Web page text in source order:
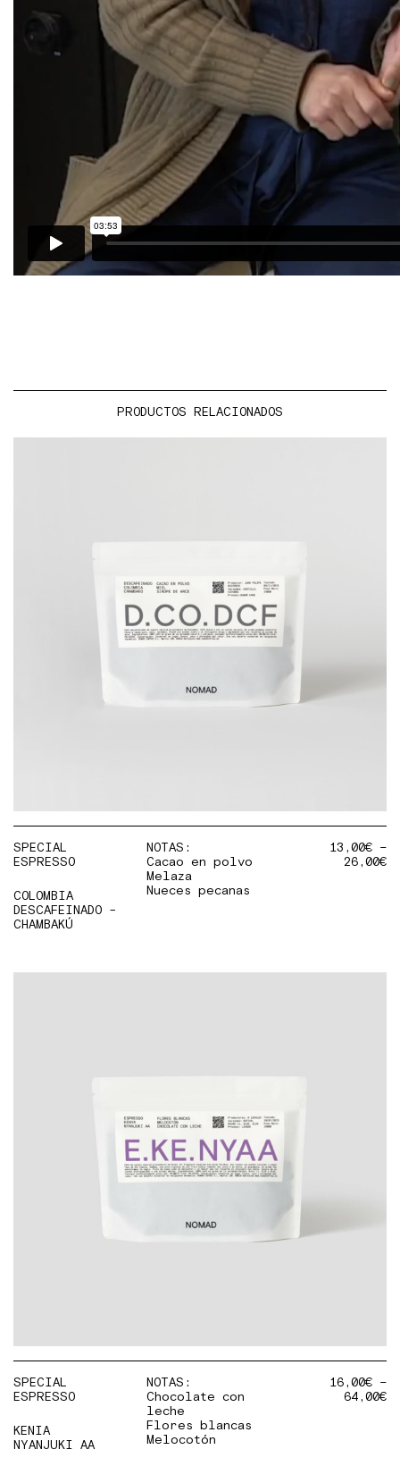
PRODUCTOS RELACIONADOS
SPECIAL
ESPRESSO
COLOMBIA
DESCAFEINADO -
CHAMBAKÚ
NOTAS:
Cacao en polvo
Melaza
Nueces pecanas
13,00€–
26,00€
SPECIAL
ESPRESSO
KENIA
NYANJUKI AA
NOTAS:
Chocolate con
leche
Flores blancas
Melocotón
16,00€–
64,00€